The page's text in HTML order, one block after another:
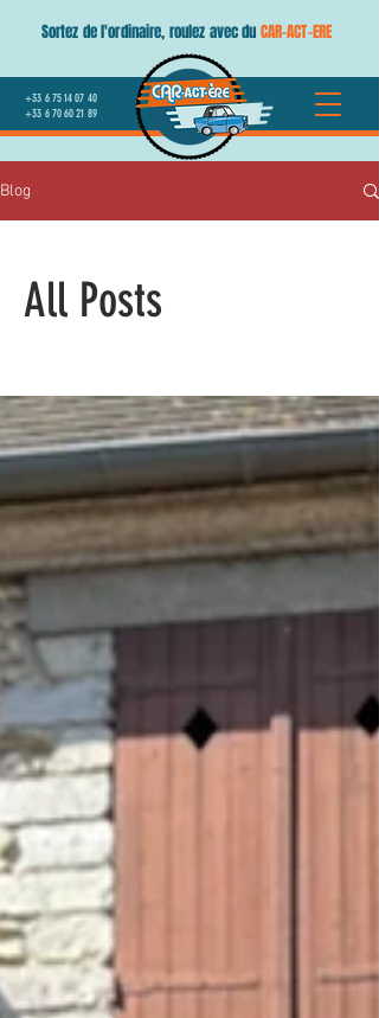
+33 6 75 14 07 40
+33 6 70 60 21 89
Sortez de l'ordinaire, roulez avec du CAR-ACT-ERE
Blog
All Posts